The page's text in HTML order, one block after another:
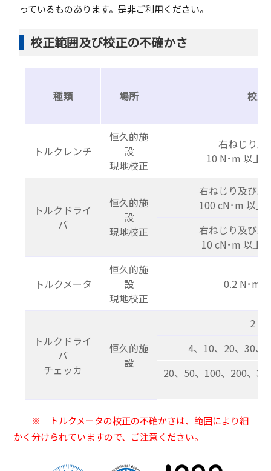
っているものあります。是非ご利用ください。
校正範囲及び校正の不確かさ
種類 場所 校正
トルクレンチ
恒久的施
設
現地校正
右ねじり及
10 N･m 以上
トルクドライ
バ
恒久的施
設
現地校正
右ねじり及び
100 cN･m 以上
右ねじり及び
10 cN･m 以上
トルクメータ
恒久的施
設
現地校正
0.2 N･m
トルクドライ
バ
チェッカ
恒久的施
設
2
4、10、20、30、
20、50、100、200、
※ トルクメータの校正の不確かさは、範囲により細
かく分けられていますので、ご注意ください。